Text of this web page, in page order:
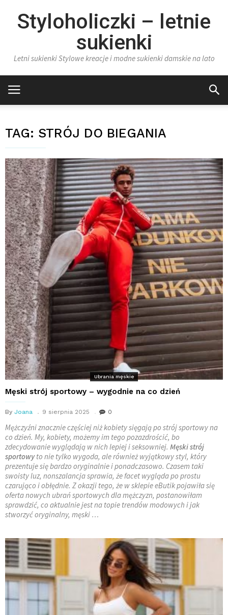
Styloholiczki – letnie
sukienki
Letni sukienki Stylowe kreacje i modne sukienki damskie na lato
TAG: STRÓJ DO BIEGANIA
Ubrania męskie
Męski strój sportowy – wygodnie na co dzień
By Joana 9 sierpnia 2025 0
Mężczyźni znacznie częściej niż kobiety sięgają po strój sportowy na
co dzień. My, kobiety, możemy im tego pozazdrościć, bo
zdecydowanie wyglądają w nich lepiej i seksowniej. Męski strój
sportowyto nie tylko wygoda, ale również wyjątkowy styl, który
prezentuje się bardzo oryginalnie i ponadczasowo. Czasem taki
swoisty luz, nonszalancja sprawia, że facet wygląda po prostu
czarująco i obłędnie. Z okazji tego, że w sklepie eButik pojawiła się
oferta nowych ubrań sportowych dla mężczyzn, postanowiłam
sprawdzić, co aktualnie jest na topie trendów modowych i jak
stworzyć oryginalny, męski …